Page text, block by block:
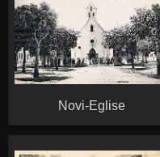
Novi-Eglise